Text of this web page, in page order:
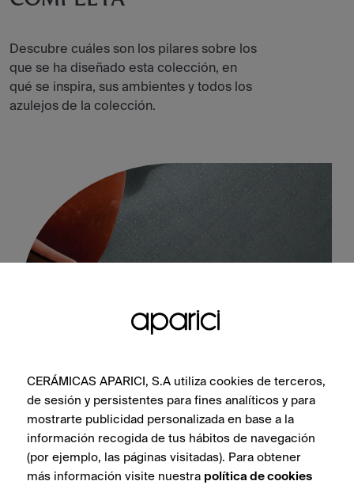
Descubre cuáles son los pilares sobre los
que se ha diseñado esta colección, en
qué se inspira, sus ambientes y todos los
azulejos de la colección.
Stitch Blue Natural 60X60
VER COLECCIÓN
CERÁMICAS APARICI, S.A utiliza cookies de terceros,
de sesión y persistentes para fines analíticos y para
mostrarte publicidad personalizada en base a la
información recogida de tus hábitos de navegación
(por ejemplo, las páginas visitadas). Para obtener
más información visite nuestra política de cookies